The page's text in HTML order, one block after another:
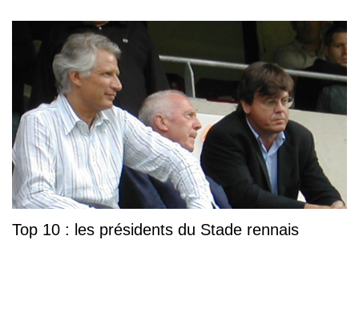
Top 10 : les présidents du Stade rennais